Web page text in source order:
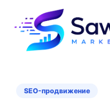
SEO-продвижение